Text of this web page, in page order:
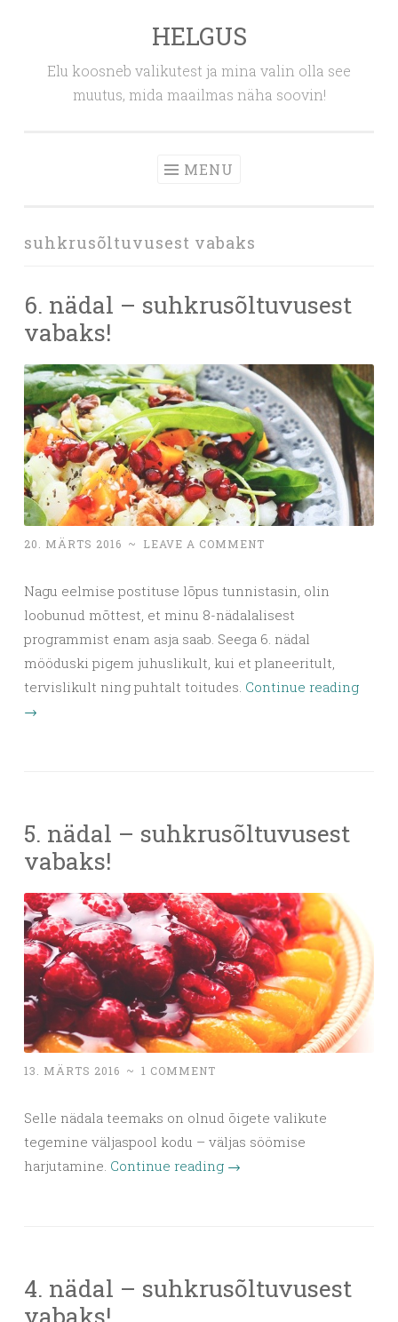
HELGUS
Elu koosneb valikutest ja mina valin olla see
muutus, mida maailmas näha soovin!
MENU
suhkrusõltuvusest vabaks
6. nädal – suhkrusõltuvusest
vabaks!
20. MÄRTS 2016 ~ LEAVE A COMMENT
Nagu eelmise postituse lõpus tunnistasin, olin
loobunud mõttest, et minu 8-nädalalisest
programmist enam asja saab. Seega 6. nädal
mööduski pigem juhuslikult, kui et planeeritult,
tervislikult ning puhtalt toitudes. Continue reading
→
5. nädal – suhkrusõltuvusest
vabaks!
13. MÄRTS 2016 ~ 1 COMMENT
Selle nädala teemaks on olnud õigete valikute
tegemine väljaspool kodu – väljas söömise
harjutamine. Continue reading →
4. nädal – suhkrusõltuvusest
vabaks!